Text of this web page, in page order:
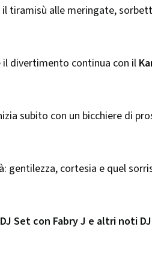
il tiramisù alle meringate,
il divertimento continua con il
subito con un bicchiere di
cortesia e quel
Set con Fabry J e altri noti DJ